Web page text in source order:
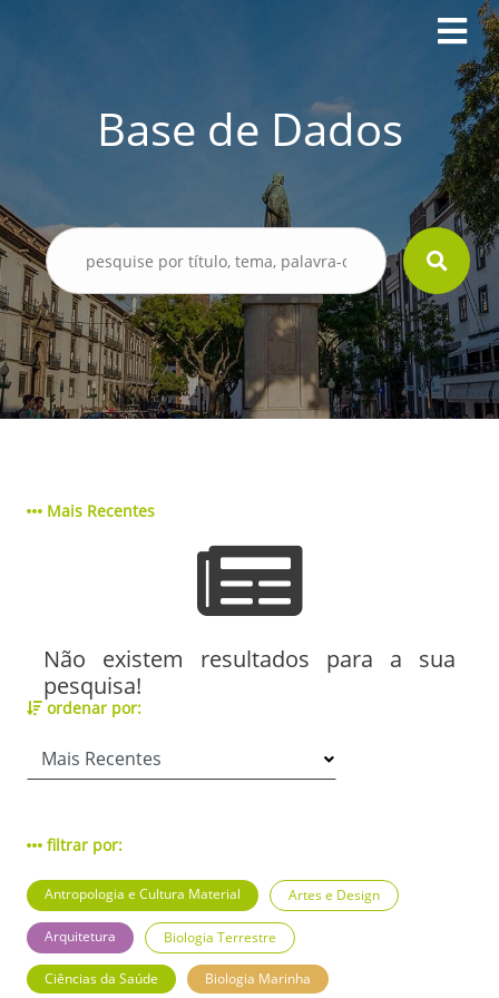
Base de Dados
Mais Recentes
Não existem resultados para a sua
pesquisa!
ordenar por:
filtrar por:
Antropologia e Cultura Material Artes e Design
Arquitetura Biologia Terrestre
Ciências da Saúde Biologia Marinha